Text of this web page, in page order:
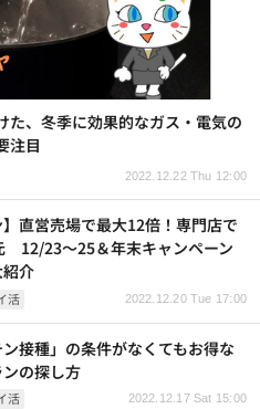
2022.12.22 Thu 12:00
た、冬季に効果的なガス・電気の
注目
活 2022.12.20 Tue 17:00
】直営売場で最大12倍！専門店で
12/23～25＆年末キャンペーン
介
活 2022.12.17 Sat 15:00
ン接種」の条件がなくてもお得な
の探し方